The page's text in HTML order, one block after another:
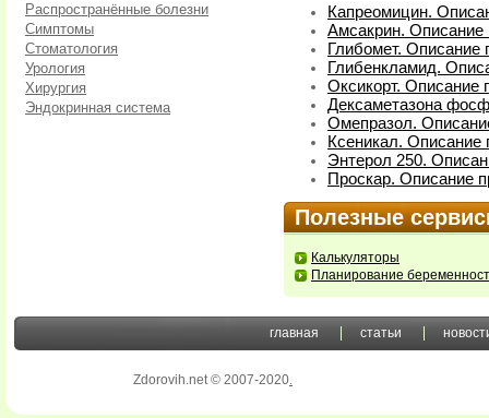
Распространённые болезни
Симптомы
Стоматология
Урология
Хирургия
Эндокринная система
Капреомицин.
Амсакрин. Описание
Глибомет. Описание
Глибенкламид.
Оксикорт. Описание
Дексаметазона
Омепразол.
Ксеникал. Описание
Энтерол 250.
Проскар. Описание
Полезные
Калькуляторы
Планирование
главная статьи
Zdorovih.net © 2007-2020